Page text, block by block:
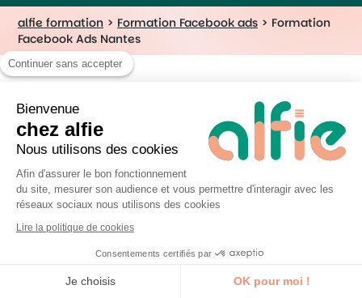
alfie formation > Formation Facebook ads > Formation
Facebook Ads Nantes
alfie est une marque commerciale de
la société UP&KO.N° 52440914744
(UP&KO) . Cet enregistrement ne vaut
Continuer sans accepter
Bienvenue
chez alfie
Nous utilisons des cookies
Afin d'assurer le bon fonctionnement
du site, mesurer son audience et vous permettre d'interagir avec les
réseaux sociaux nous utilisons des cookies
Lire la politique de cookies
Consentements certifiés par
Je choisis OK pour moi !